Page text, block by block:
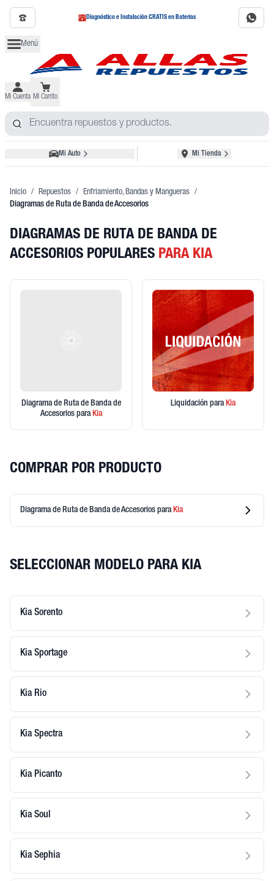
Diagnóstico e Instalación GRATIS en Baterías
Menú
Mi Cuenta Mi Carrito
Mi Auto Mi Tienda
Inicio / Repuestos / Enfriamiento, Bandas y Mangueras /
Diagramas de Ruta de Banda de Accesorios
DIAGRAMAS DE RUTA DE BANDA DE
ACCESORIOS POPULARES PARA KIA
Diagrama de Ruta de Banda de
Accesorios paraKia
Liquidación paraKia
COMPRAR POR PRODUCTO
Diagrama de Ruta de Banda de Accesorios para Kia
SELECCIONAR MODELO PARA KIA
Kia Sorento
Kia Sportage
Kia Rio
Kia Spectra
Kia Picanto
Kia Soul
Kia Sephia